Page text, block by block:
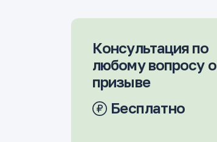
Консультация по
любому вопросу о
призыве
Бесплатно